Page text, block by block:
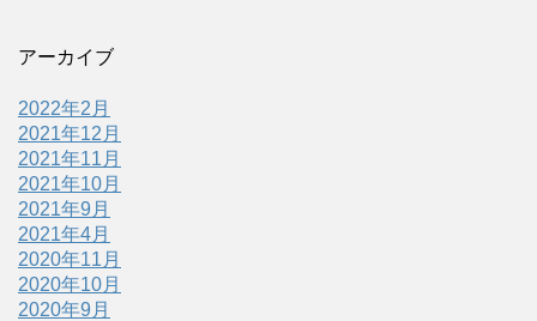
アーカイブ
2022年2月
2021年12月
2021年11月
2021年10月
2021年9月
2021年4月
2020年11月
2020年10月
2020年9月